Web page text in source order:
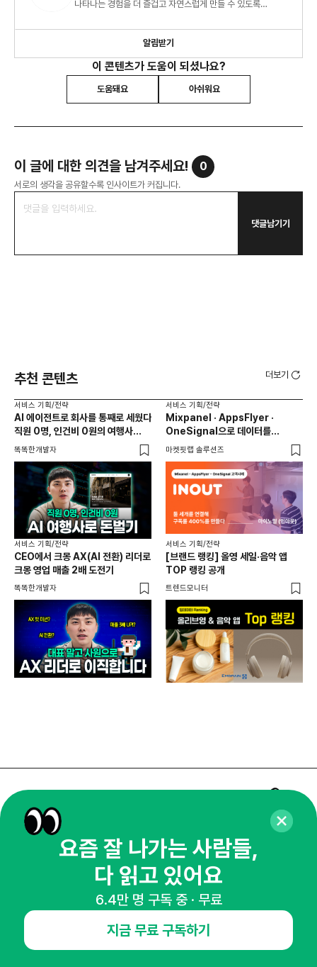
나타나는 경험을 더 즐겁고 자연스럽게 만들 수 있도록
디자인에 대한 다년간의 경험을 가진 마케팅, 기획, 디자인
분야의 전문가들로 구성되어 있습니다.
알림받기
이 콘텐츠가 도움이 되셨나요?
도움돼요 아쉬워요
이 글에 대한 의견을 남겨주세요! 0
서로의 생각을 공유할수록 인사이트가 커집니다.
댓글남기기
추천 콘텐츠 더보기
서비스 기획/전략
AI 에이전트로 회사를 통째로 세웠다
직원 0명, 인건비 0원의 여행사
제작기
똑똑한개발자
서비스 기획/전략
Mixpanel · AppsFlyer ·
OneSignal으로 데이터를
연결하고, 구독 전환율 400%를
마켓핏랩 솔루션즈
서비스 기획/전략
CEO에서 크몽 AX(AI 전환) 리더로
크몽 영업 매출 2배 도전기
똑똑한개발자
서비스 기획/전략
[브랜드 랭킹] 올영 세일·음악 앱
TOP 랭킹 공개
트렌드모니터
매주 화요일 아침,
마케팅 감각을 깨워 드릴게요!
65,043명의 마케터를 성장시키는 뉴스레터
NHN AD
요즘 잘 나가는 사람들,
다 읽고 있어요
6.4만 명 구독 중 · 무료
지금 무료 구독하기